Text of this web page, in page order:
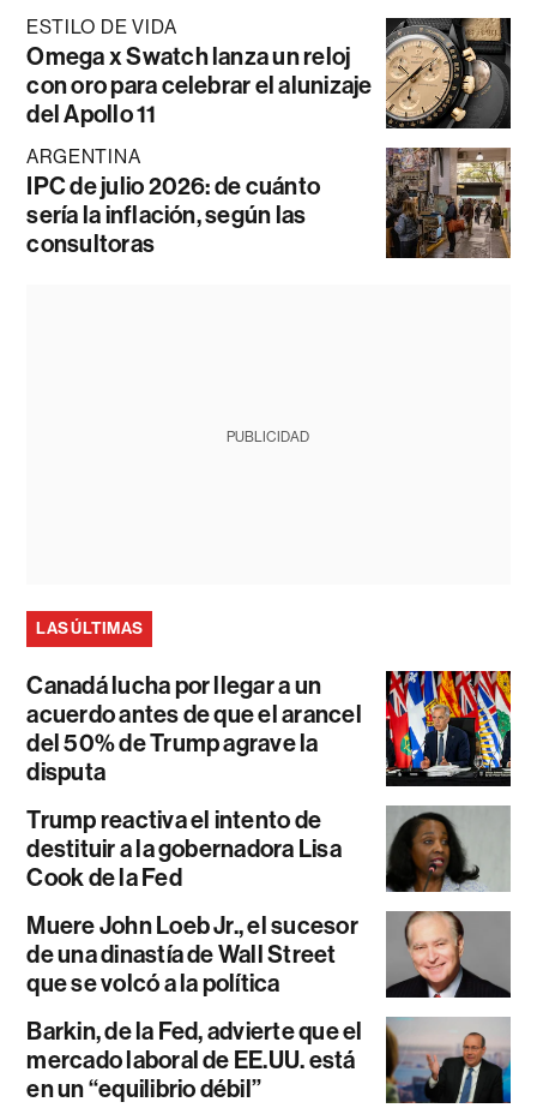
ESTILO DE VIDA
Omega x Swatch lanza un reloj
con oro para celebrar el alunizaje
del Apollo 11
ARGENTINA
IPC de julio 2026: de cuánto
sería la inflación, según las
consultoras
PUBLICIDAD
LAS ÚLTIMAS
Canadá lucha por llegar a un
acuerdo antes de que el arancel
del 50% de Trump agrave la
disputa
Trump reactiva el intento de
destituir a la gobernadora Lisa
Cook de la Fed
Muere John Loeb Jr., el sucesor
de una dinastía de Wall Street
que se volcó a la política
Barkin, de la Fed, advierte que el
mercado laboral de EE.UU. está
en un “equilibrio débil”